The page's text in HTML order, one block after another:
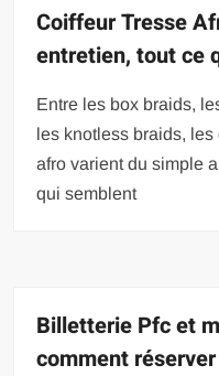
Coiffeur Tresse
entretien, tout ce
Entre les box braids,
les knotless braids,
afro varient du simple
qui semblent
Billetterie Pfc et
comment